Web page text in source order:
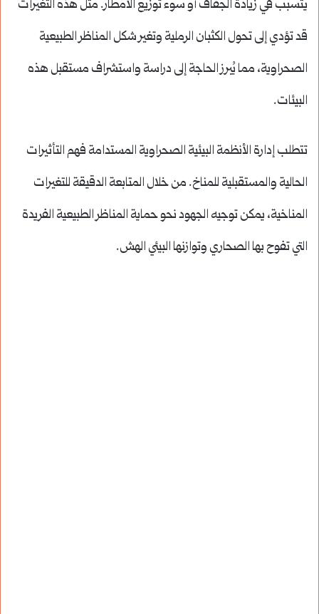
يتسبب في زيادة الجفاف أو سوء توزيع الأمطار. مثل هذه التغيرات
قد تؤدي إلى تحول الكثبان الرملية وتغير شكل المناظر الطبيعية
الصحراوية، مما يُبرز الحاجة إلى دراسة واستشراف مستقبل هذه
البيئات.
تتطلب إدارة الأنظمة البيئية الصحراوية المستدامة فهم التأثيرات
الحالية والمستقبلية للمناخ. من خلال المتابعة الدقيقة للتغيرات
المناخية، يمكن توجيه الجهود نحو حماية المناظر الطبيعية الفريدة
التي تفوح بها الصحاري وتوازنها البيئي الهش.